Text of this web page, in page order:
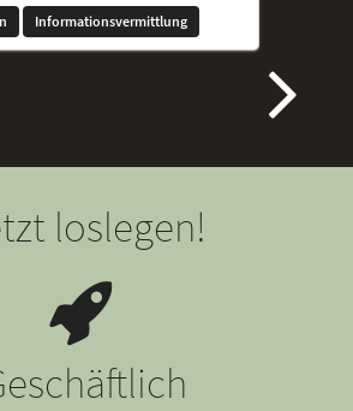
Informationsvermittlung
loslegen!